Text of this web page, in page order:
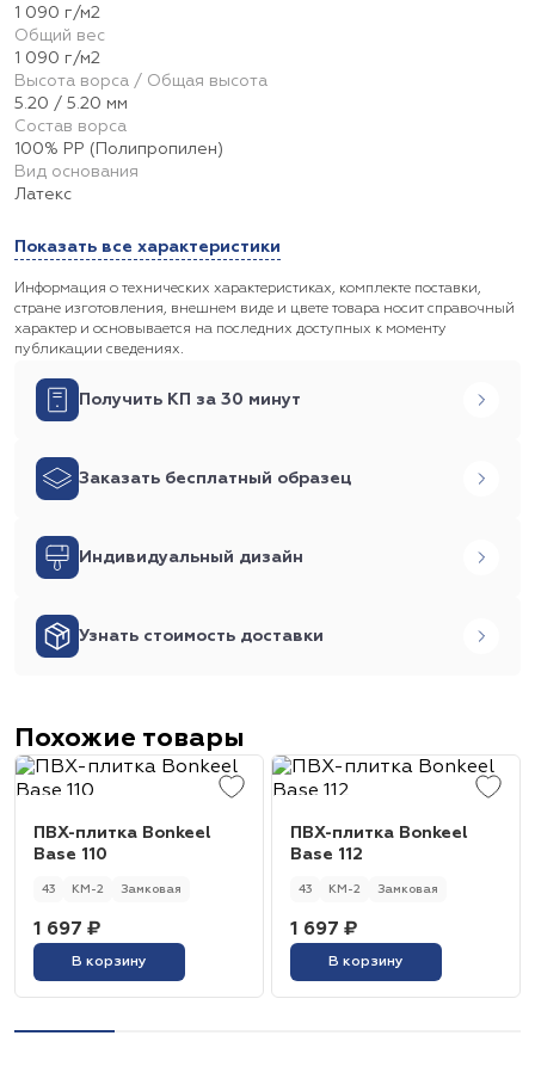
1 090 г/м2
Общий вес
1 090 г/м2
Высота ворса / Общая высота
5.20 / 5.20 мм
Состав ворса
100% PP (Полипропилен)
Вид основания
Латекс
Показать все характеристики
Информация о технических характеристиках, комплекте поставки,
стране изготовления, внешнем виде и цвете товара носит справочный
характер и основывается на последних доступных к моменту
публикации сведениях.
Получить КП за 30 минут
Заказать бесплатный образец
Индивидуальный дизайн
Узнать стоимость доставки
Похожие товары
ПВХ-плитка Bonkeel
Base 110
43 КМ-2 Замковая
1 697 ₽
В корзину
ПВХ-плитка Bonkeel
Base 112
43 КМ-2 Замковая
1 697 ₽
В корзину